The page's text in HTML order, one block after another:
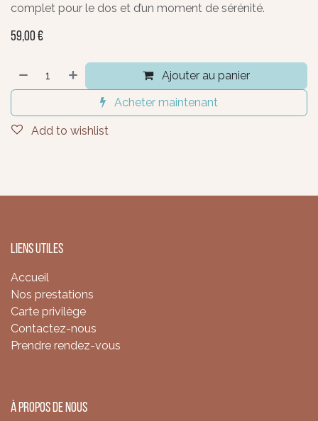
complet pour le dos et d’un moment de sérénité.
59,00 €
Ajouter au panier
Acheter maintenant
Add to wishlist
Liens utiles
Accueil
Nos prestations
Carte privilège
Contactez-nous
Prendre rendez-vous
À propos de nous